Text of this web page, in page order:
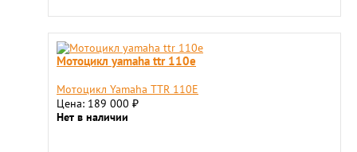
Мотоцикл yamaha ttr 110e
Мотоцикл Yamaha TTR 110E
Цена: 189 000 ₽
Нет в наличии